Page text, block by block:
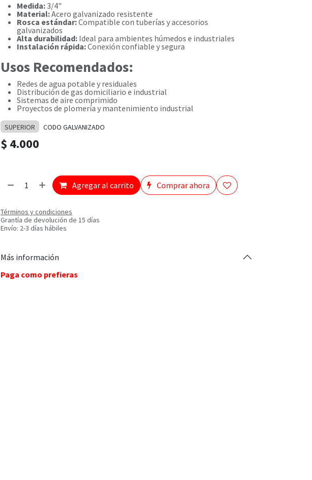
Medida:3/4"
Material:Acero galvanizado resistente
Rosca estándar:Compatible con tuberías y accesorios
galvanizados
Alta durabilidad: Ideal para ambientes húmedos e industriales
Instalación rápida:Conexión confiable y segura
Usos Recomendados:
Redes de agua potable y residuales
Distribución de gas domiciliario e industrial
Sistemas de aire comprimido
Proyectos de plomería y mantenimiento industrial
SUPERIOR CODO GALVANIZADO
$ 4.000
Agregar al carrito Comprar ahora
Términos y condiciones
Grantía de devolución de 15 días
Envío: 2-3 días hábiles
Más información
Paga como prefieras